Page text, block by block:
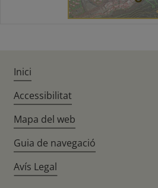
Inici
Accessibilitat
Mapa del web
Guia de navegació
Avís Legal